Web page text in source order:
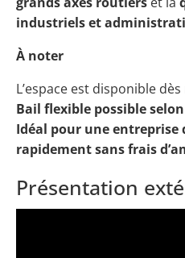
industriels et
À noter
L’espace est disponible
Bail flexible possible
Idéal pour une entreprise
rapidement sans frais
Présentation